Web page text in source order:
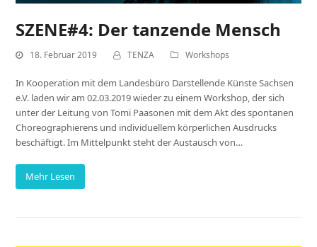
SZENE#4: Der tanzende Mensch
18. Februar 2019 TENZA Workshops
In Kooperation mit dem Landesbüro Darstellende Künste Sachsen
e.V. laden wir am 02.03.2019 wieder zu einem Workshop, der sich
unter der Leitung von Tomi Paasonen mit dem Akt des spontanen
Choreographierens und individuellem körperlichen Ausdrucks
beschäftigt. Im Mittelpunkt steht der Austausch von…
Mehr Lesen